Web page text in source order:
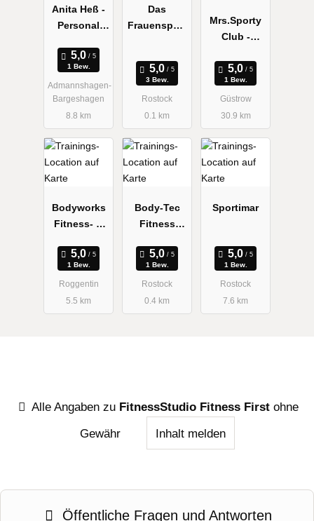
Anita Heß -
Personal
Coaching
1 Bew.
Admannshagen-
Bargeshagen
8.8 km
Das
Frauensport
3 Bew.
Rostock
0.1 km
Mrs.Sporty
Club -
1 Bew.
Güstrow
30.9 km
Bodyworks
Fitness- &
studio
1 Bew.
Roggentin
5.5 km
Body-Tec
Fitness
1 Bew.
Rostock
0.4 km
Sportimar
1 Bew.
Rostock
7.6 km
Alle Angaben zu FitnessStudio Fitness First ohne
Gewähr
Inhalt melden
Öffentliche Fragen und Antworten